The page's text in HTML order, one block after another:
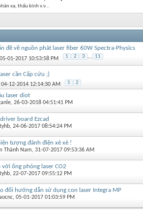
xạ, thấu kính v.v...
đề về nguồn phát laser fiber 60W Spectra-Physics
01-2017 10:53:58 PM 1 2 3 ... 11
cần Cấp cứu ;)
04-12-2014 12:14:30 AM 1 2
laser diot
‎, 26-03-2018 04:51:41 PM
board Ezcad
‎, 24-06-2017 08:54:24 PM
tượng đánh điện xè xè !
Thành Nam‎, 31-07-2017 09:53:36 AM
với ống phóng laser CO2
‎, 22-07-2017 09:55:12 PM
đổi hướng dẫn sử dụng con laser Integra MP
‎, 05-01-2017 01:03:59 PM